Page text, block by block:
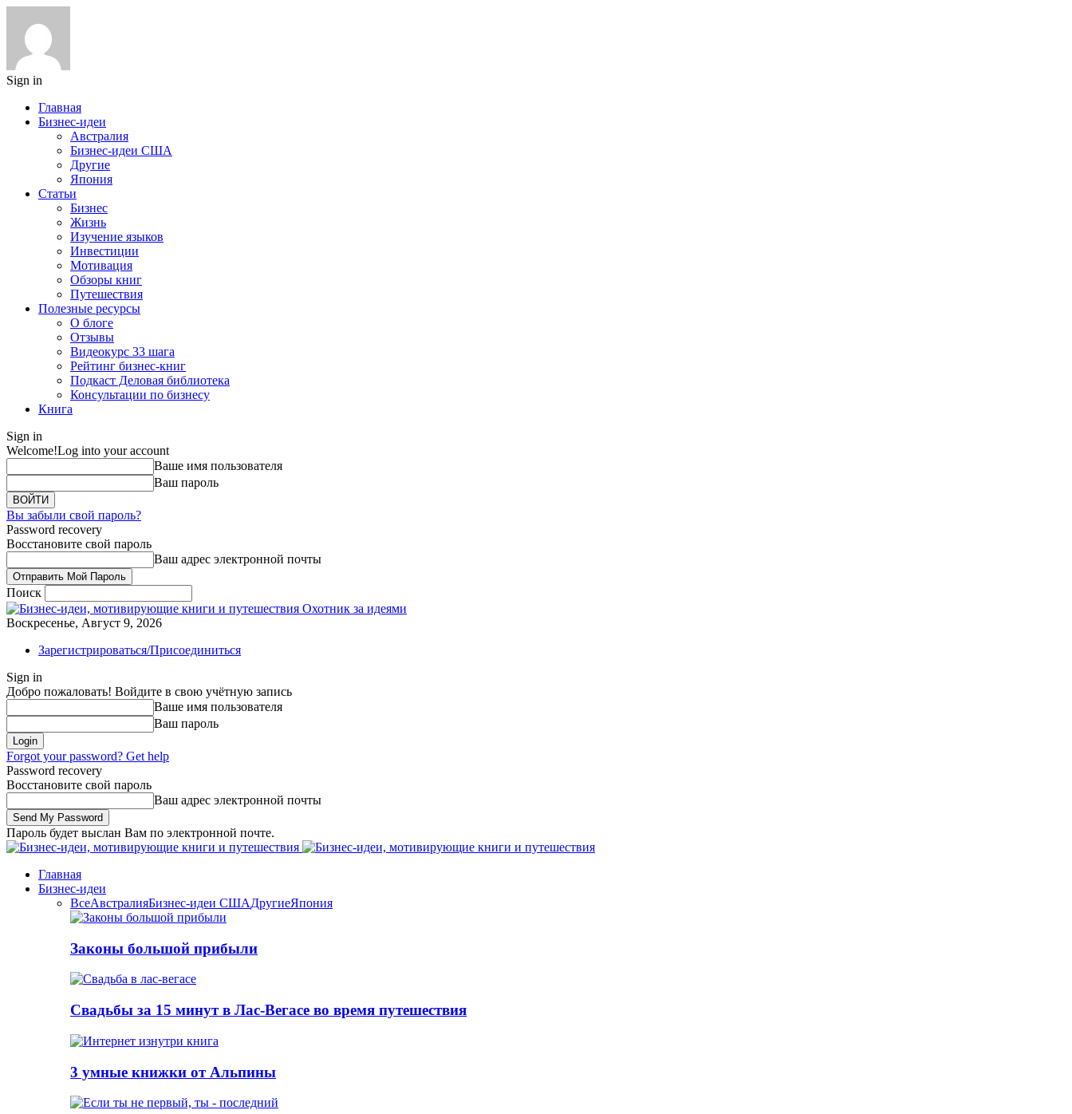
Sign in
Главная
Бизнес-идеи
Австралия
Бизнес-идеи США
Другие
Япония
Статьи
Бизнес
Жизнь
Изучение языков
Инвестиции
Мотивация
Обзоры книг
Путешествия
Полезные ресурсы
О блоге
Отзывы
Видеокурс 33 шага
Рейтинг бизнес-книг
Подкаст Деловая библиотека
Консультации по бизнесу
Книга
Sign in
Welcome!Log into your account
Ваше имя пользователя
Ваш пароль
Вы забыли свой пароль?
Password recovery
Восстановите свой пароль
Ваш адрес электронной почты
Поиск
Охотник за идеями
Воскресенье, Август 9, 2026
Зарегистрироваться/Присоединиться
Sign in
Добро пожаловать! Войдите в свою учётную запись
Ваше имя пользователя
Ваш пароль
Forgot your password? Get help
Password recovery
Восстановите свой пароль
Ваш адрес электронной почты
Пароль будет выслан Вам по электронной почте.
Главная
Бизнес-идеи
ВсеАвстралияБизнес-идеи СШАДругиеЯпония
Законы большой прибыли
Свадьбы за 15 минут в Лас-Вегасе во время путешествия
3 умные книжки от Альпины